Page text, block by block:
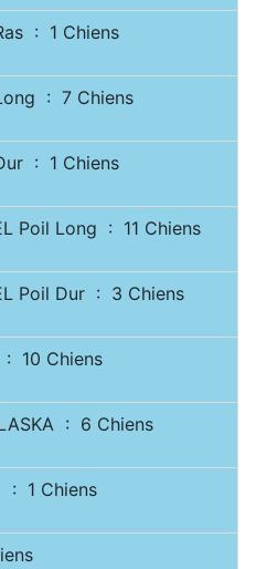
: 1 Chiens
: 7 Chiens
: 1 Chiens
Poil Long : 11 Chiens
Poil Dur : 3 Chiens
: 10 Chiens
: 6 Chiens
: 1 Chiens